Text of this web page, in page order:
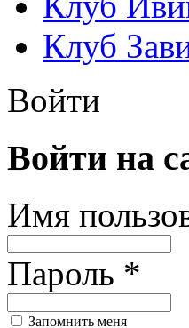
Клуб
Войти
Войти на
Имя
Пароль *
Запомнить меня